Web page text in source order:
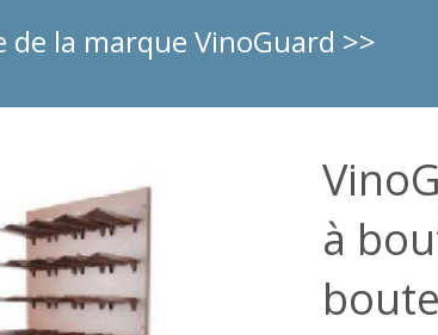
de la marque VinoGuard >>
à